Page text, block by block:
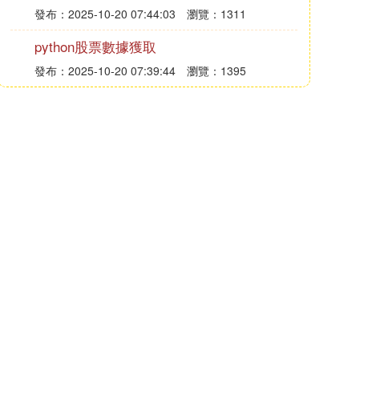
發布：2025-10-20 07:44:03 瀏覽：1311
python股票數據獲取
發布：2025-10-20 07:39:44 瀏覽：1395